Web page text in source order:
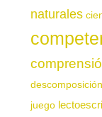
naturales
descomposición
juego